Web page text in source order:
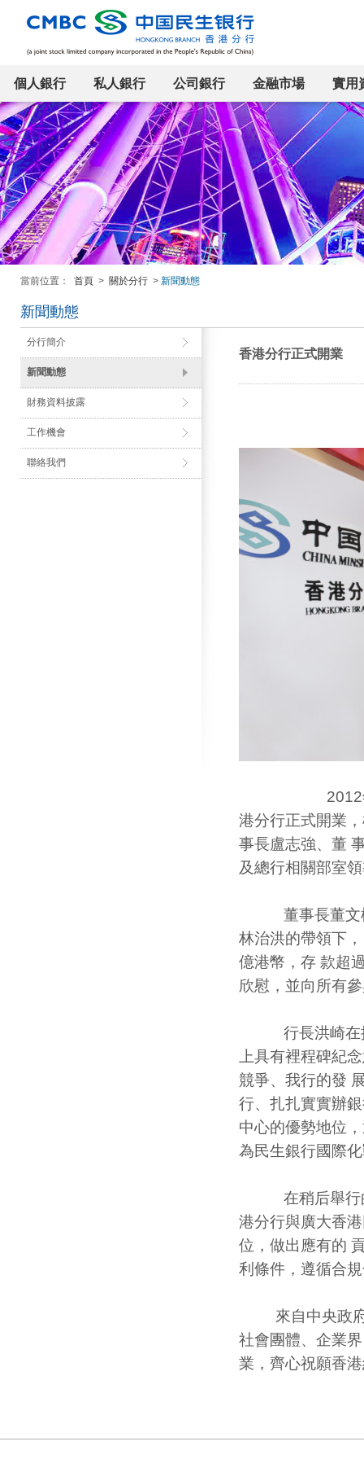
個人銀行 私人銀行 公司銀行 金融市場 實用
當前位置： 首頁 > 關於分行 > 新聞動態
新聞動態
分行簡介
新聞動態
財務資料披露
工作機會
聯絡我們
香港分行正式開業
2012年3月
港分行正式開業
事長盧志強、董
及總行相關部室
董事長董文標
林治洪的帶領下
億港幣，存 款超
欣慰，並向所有
行長洪崎在揭
上具有裡程碑紀
競爭、我行的發
行、扎扎實實辦
中心的優勢地位
為民生銀行國際
在稍后舉行的
港分行與廣大香
位，做出應有的
利條件，遵循合
來自中央政府
社會團體、企業
業，齊心祝願香